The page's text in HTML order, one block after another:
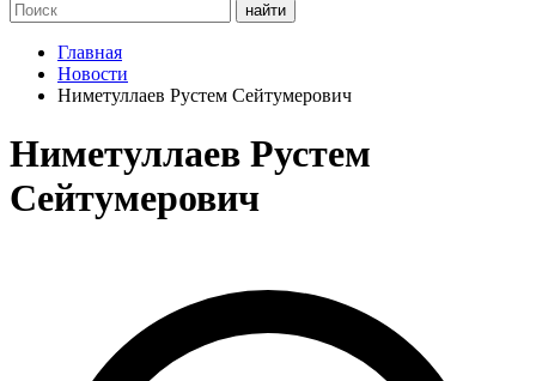
Главная
Новости
Ниметуллаев Рустем Сейтумерович
Ниметуллаев Рустем
Сейтумерович